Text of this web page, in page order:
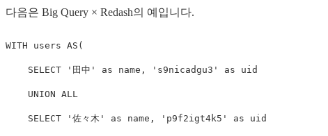
다음은 Big Query × Redash의 예입니다.
WITH users AS (
SELECT '田中' as name , 's9nicadgu3' as uid
UNION ALL
SELECT '佐々木' as name , 'p9f2igt4k5' as uid